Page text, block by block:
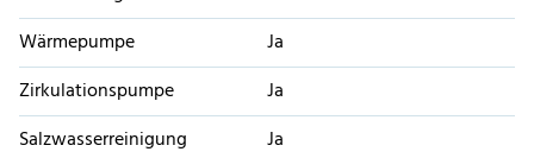
Wärmepumpe
Ja
Zirkulationspumpe
Ja
Salzwasserreinigung
Ja